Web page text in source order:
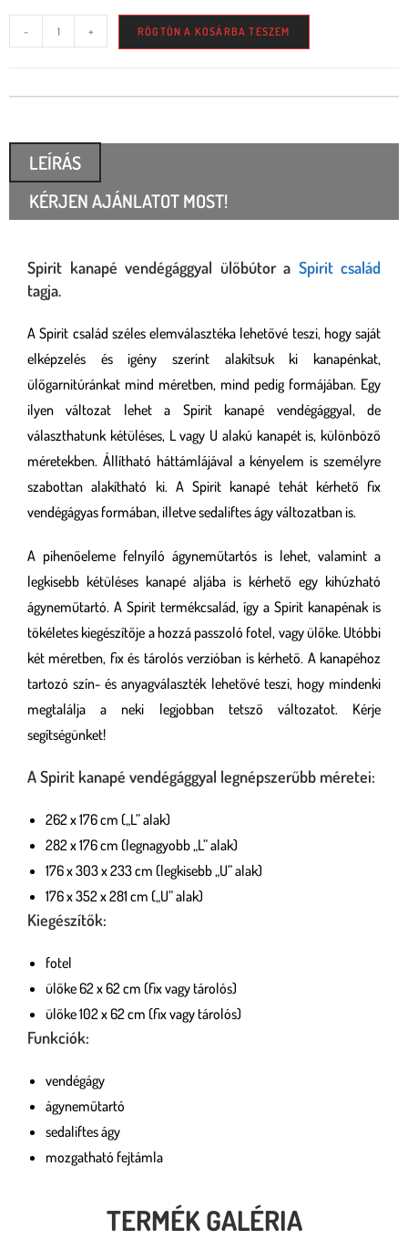
- + RÖGTÖN A KOSÁRBA TESZEM
LEÍRÁS
KÉRJEN AJÁNLATOT MOST!
Spirit kanapé vendégággyal ülőbútor a Spirit család
tagja.
A Spirit család széles elemválasztéka lehetővé teszi, hogy saját
elképzelés és igény szerint alakítsuk ki kanapénkat,
ülőgarnitúránkat mind méretben, mind pedig formájában. Egy
ilyen változat lehet a Spirit kanapé vendégággyal, de
választhatunk kétüléses, L vagy U alakú kanapét is, különböző
méretekben. Állítható háttámlájával a kényelem is személyre
szabottan alakítható ki. A Spirit kanapé tehát kérhető fix
vendégágyas formában, illetve sedaliftes ágy változatban is.
A pihenőeleme felnyíló ágyneműtartós is lehet, valamint a
legkisebb kétüléses kanapé aljába is kérhető egy kihúzható
ágyneműtartó. A Spirit termékcsalád, így a Spirit kanapénak is
tökéletes kiegészítője a hozzá passzoló fotel, vagy ülőke. Utóbbi
két méretben, fix és tárolós verzióban is kérhető. A kanapéhoz
tartozó szín- és anyagválaszték lehetővé teszi, hogy mindenki
megtalálja a neki legjobban tetsző változatot. Kérje
segítségünket!
A Spirit kanapé vendégággyal legnépszerűbb méretei:
262 x 176 cm („L” alak)
282 x 176 cm (legnagyobb „L” alak)
176 x 303 x 233 cm (legkisebb „U” alak)
176 x 352 x 281 cm („U” alak)
Kiegészítők:
fotel
ülőke 62 x 62 cm (fix vagy tárolós)
ülőke 102 x 62 cm (fix vagy tárolós)
Funkciók:
vendégágy
ágyneműtartó
sedaliftes ágy
mozgatható fejtámla
TERMÉK GALÉRIA